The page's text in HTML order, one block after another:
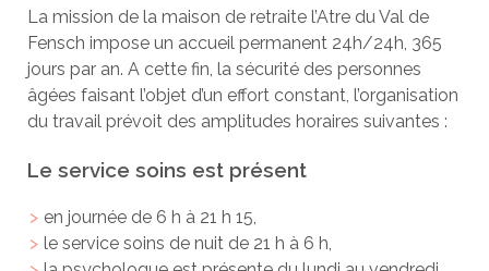
La mission de la maison de retraite l’Atre du Val de
Fensch impose un accueil permanent 24h/24h, 365
jours par an. A cette fin, la sécurité des personnes
âgées faisant l’objet d’un effort constant, l’organisation
du travail prévoit des amplitudes horaires suivantes :
Le service soins est présent
en journée de 6 h à 21 h 15,
le service soins de nuit de 21 h à 6 h,